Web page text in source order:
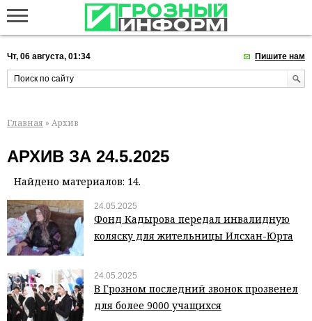
Чт, 06 августа, 01:34 Пишите нам
Главная » Архив
АРХИВ ЗА 24.5.2025
Найдено материалов: 14.
24.05.2025
Фонд Кадырова передал инвалидную
коляску для жительницы Илсхан-Юрта
24.05.2025
В Грозном последний звонок прозвенел
для более 9000 учащихся